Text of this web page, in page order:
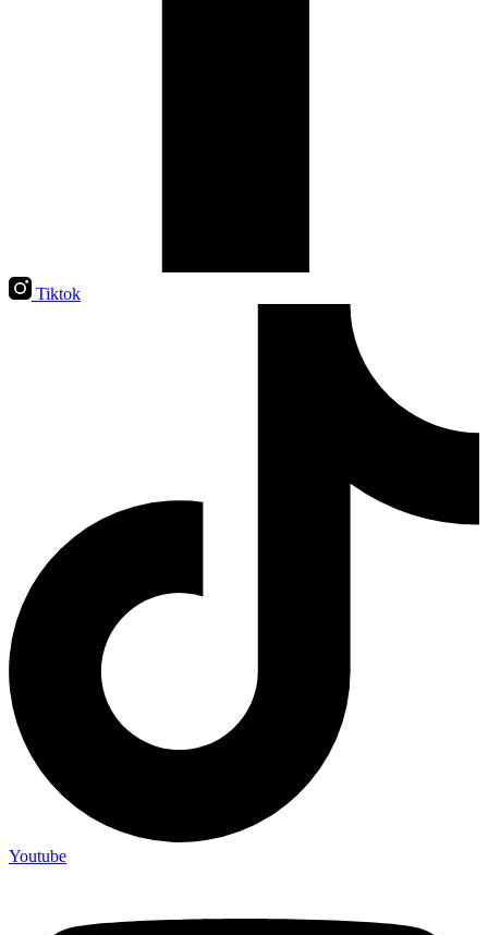
Tiktok
Youtube